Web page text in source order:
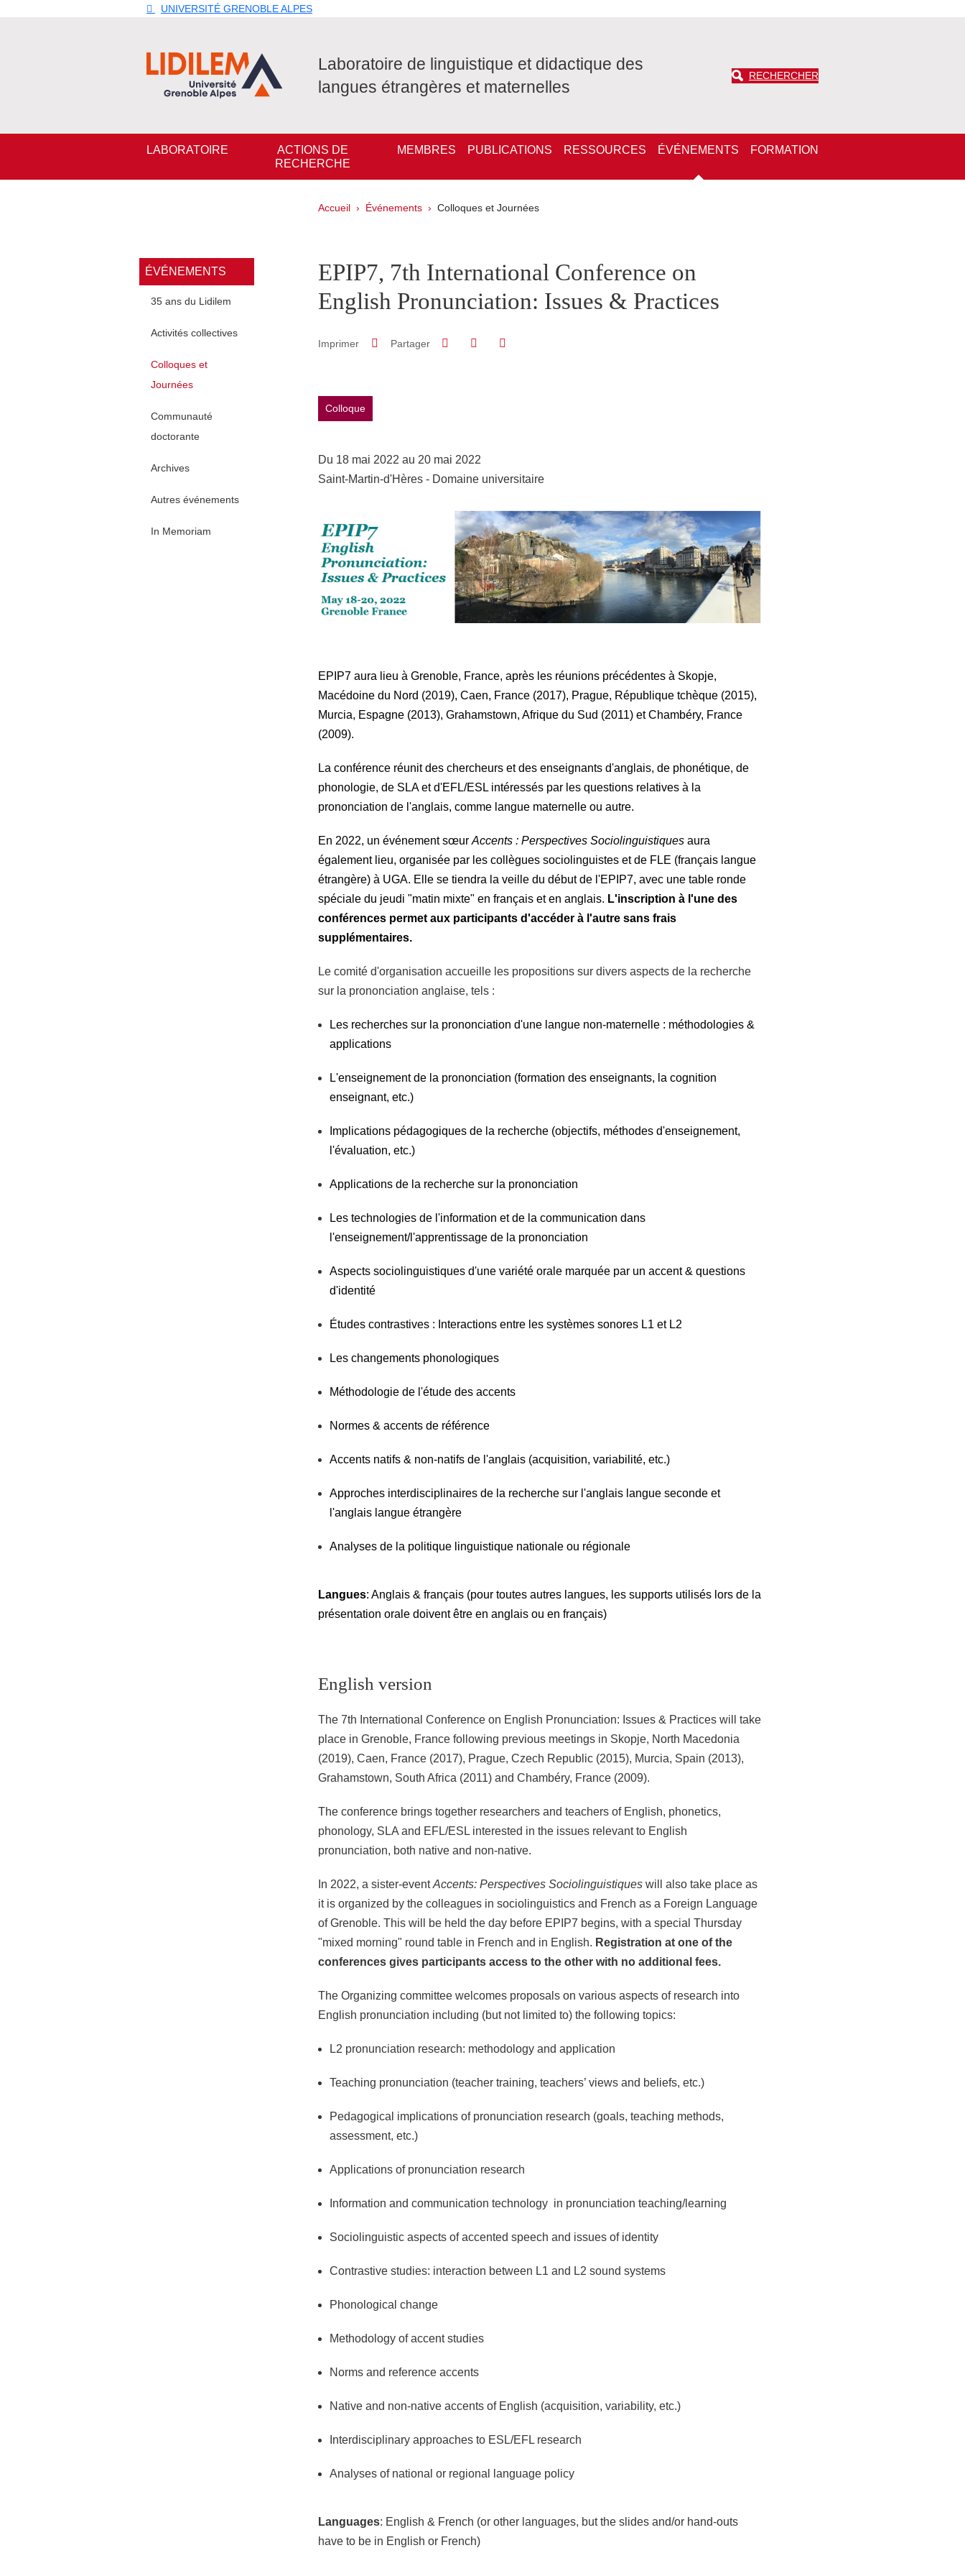
UNIVERSITÉ GRENOBLE ALPES
Laboratoire de linguistique et didactique des
langues étrangères et maternelles
RECHERCHER
Navigation principale
LABORATOIRE
ACTIONS DE
RECHERCHE
MEMBRES PUBLICATIONS RESSOURCES ÉVÉNEMENTS FORMATION
Fil d'Ariane
Accueil Événements Colloques et Journées
Navigation principale Sidebar
ÉVÉNEMENTS
35 ans du Lidilem
Activités collectives
Colloques et
Journées
Communauté
doctorante
Archives
Autres événements
In Memoriam
EPIP7, 7th International Conference on
English Pronunciation: Issues & Practices
Imprimer Partager Partager sur Facebook
Partager sur LinkedIn
Colloque
Du 18 mai 2022 au 20 mai 2022
Saint-Martin-d'Hères - Domaine universitaire
EPIP7 aura lieu à Grenoble, France, après les réunions précédentes à Skopje,
Macédoine du Nord (2019), Caen, France (2017), Prague, République tchèque (2015),
Murcia, Espagne (2013), Grahamstown, Afrique du Sud (2011) et Chambéry, France
(2009).
La conférence réunit des chercheurs et des enseignants d'anglais, de phonétique, de
phonologie, de SLA et d'EFL/ESL intéressés par les questions relatives à la
prononciation de l'anglais, comme langue maternelle ou autre.
En 2022, un événement sœur Accents : Perspectives Sociolinguistiquesaura
également lieu, organisée par les collègues sociolinguistes et de FLE (français langue
étrangère) à UGA. Elle se tiendra la veille du début de l'EPIP7, avec une table ronde
spéciale du jeudi "matin mixte" en français et en anglais. L'inscription à l'une des
conférences permet aux participants d'accéder à l'autre sans frais
supplémentaires.
Le comité d'organisation accueille les propositions sur divers aspects de la recherche
sur la prononciation anglaise, tels :
Les recherches sur la prononciation d'une langue non-maternelle : méthodologies &
applications
L'enseignement de la prononciation (formation des enseignants, la cognition
enseignant, etc.)
Implications pédagogiques de la recherche (objectifs, méthodes d'enseignement,
l'évaluation, etc.)
Applications de la recherche sur la prononciation
Les technologies de l'information et de la communication dans
l'enseignement/l'apprentissage de la prononciation
Aspects sociolinguistiques d'une variété orale marquée par un accent & questions
d'identité
Études contrastives : Interactions entre les systèmes sonores L1 et L2
Les changements phonologiques
Méthodologie de l'étude des accents
Normes & accents de référence
Accents natifs & non-natifs de l'anglais (acquisition, variabilité, etc.)
Approches interdisciplinaires de la recherche sur l'anglais langue seconde et
l'anglais langue étrangère
Analyses de la politique linguistique nationale ou régionale
Langues: Anglais & français (pour toutes autres langues, les supports utilisés lors de la
présentation orale doivent être en anglais ou en français)
English version
The 7th International Conference on English Pronunciation: Issues & Practices will take
place in Grenoble, France following previous meetings in Skopje, North Macedonia
(2019), Caen, France (2017), Prague, Czech Republic (2015), Murcia, Spain (2013),
Grahamstown, South Africa (2011) and Chambéry, France (2009).
The conference brings together researchers and teachers of English, phonetics,
phonology, SLA and EFL/ESL interested in the issues relevant to English
pronunciation, both native and non-native.
In 2022, a sister-eventAccents: Perspectives Sociolinguistiqueswill also take place as
it is organized by the colleagues in sociolinguistics and French as a Foreign Language
of Grenoble. This will be held the day before EPIP7 begins, with a special Thursday
"mixed morning" round table in French and in English. Registration at one of the
conferences gives participants access to the other with no additional fees.
The Organizing committee welcomes proposals on various aspects of research into
English pronunciation including (but not limited to) the following topics:
L2 pronunciation research: methodology and application
Teaching pronunciation (teacher training, teachers’ views and beliefs, etc.)
Pedagogical implications of pronunciation research (goals, teaching methods,
assessment, etc.)
Applications of pronunciation research
Information and communication technology in pronunciation teaching/learning
Sociolinguistic aspects of accented speech and issues of identity
Contrastive studies: interaction between L1 and L2 sound systems
Phonological change
Methodology of accent studies
Norms and reference accents
Native and non-native accents of English (acquisition, variability, etc.)
Interdisciplinary approaches to ESL/EFL research
Analyses of national or regional language policy
Languages: English & French (or other languages, but the slides and/or hand-outs
have to be in English or French)